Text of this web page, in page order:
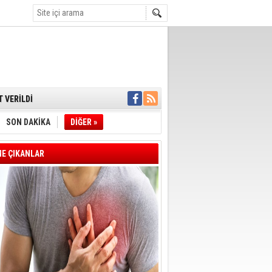
VELİ AĞBABA
ÇERÇEVE YASA
BAŞLADI
FARKLARI 7
BAŞKANI İLKAY
ÇOCUK KATILIM
ANLAMLI
SON DAKİKA DİĞER »
ÇIKANLAR